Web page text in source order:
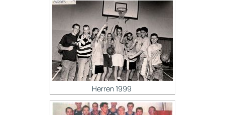
Herren 1999